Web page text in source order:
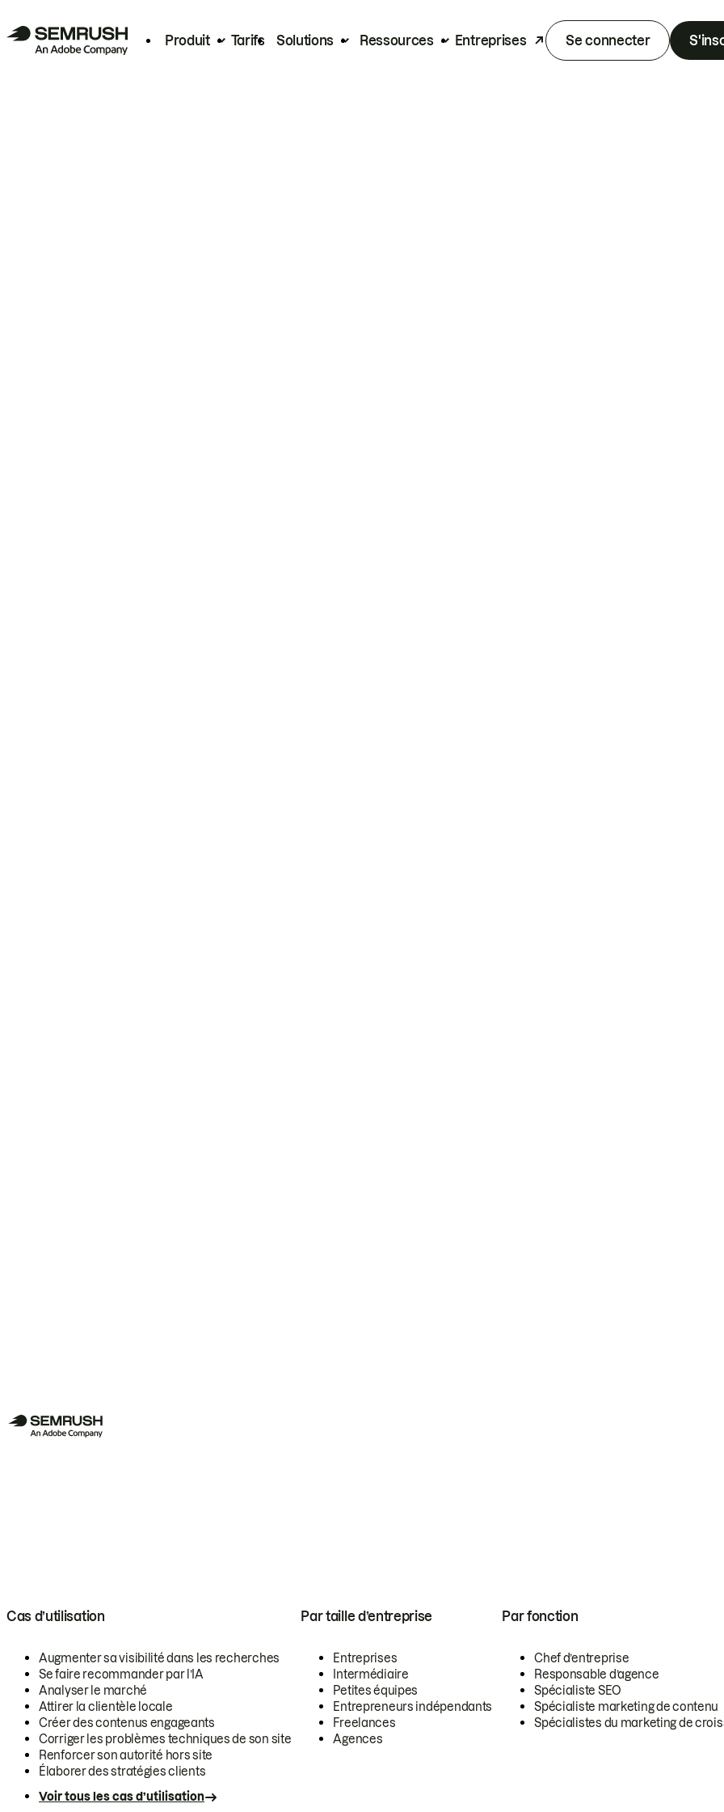
Produit Tarifs Solutions Ressources Entreprises Se connecter
Cas d’utilisation
Augmenter sa visibilité dans les recherches
Se faire recommander par l’IA
Analyser le marché
Attirer la clientèle locale
Créer des contenus engageants
Corriger les problèmes techniques de son site
Renforcer son autorité hors site
Élaborer des stratégies clients
Voir tous les cas d’utilisation
Par taille d’entreprise
Entreprises
Intermédiaire
Petites équipes
Entrepreneurs indépendants
Freelances
Agences
Par fonction
Chef d’entreprise
Responsable d’agence
Spécialiste SEO
Spécialiste marketing de contenu
Spécialistes du marketing de